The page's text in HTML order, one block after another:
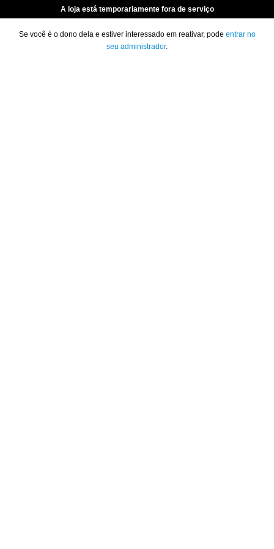
A loja está temporariamente fora de serviço
Se você é o dono dela e estiver interessado em reativar, pode entrar no
seu administrador.